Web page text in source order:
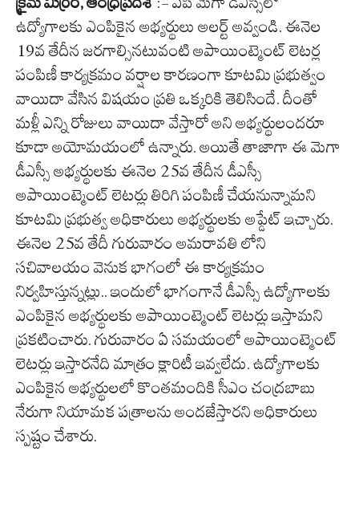
ఉద్యోగాలకు ఎంపికైన అభ్యర్థులు అలర్ట్ అవ్వండి. ఈనెల
19వ తేదీన జరగాల్సినటువంటి అపాయింట్మెంట్ లెటర్ల
పంపిణీ కార్యక్రమం వర్షాల కారణంగా కూటమి ప్రభుత్వం
వాయిదా వేసిన విషయం ప్రతి ఒక్కరికి తెలిసిందే. దీంతో
మళ్లీ ఎన్ని రోజులు వాయిదా వేస్తారో అని అభ్యర్థులందరూ
కూడా అయోమయంలో ఉన్నారు. అయితే తాజాగా ఈ మెగా
డీఎస్సీ అభ్యర్థులకు ఈనెల 25వ తేదీన డీఎస్సీ
అపాయింట్మెంట్ లెటర్లు తిరిగి పంపిణీ చేయనున్నామని
కూటమి ప్రభుత్వ అధికారులు అభ్యర్థులకు అప్డేట్ ఇచ్చారు.
ఈనెల 25వ తేదీ గురువారం అమరావతి లోని
సచివాలయం వెనుక భాగంలో ఈ కార్యక్రమం
నిర్వహిస్తున్నట్లు.. ఇందులో భాగంగానే డీఎస్సీ ఉద్యోగాలకు
ఎంపికైన అభ్యర్థులకు అపాయింట్మెంట్ లెటర్లు ఇస్తామని
ప్రకటించారు. గురువారం ఏ సమయంలో అపాయింట్మెంట్
లెటర్లు ఇస్తారనేది మాత్రం క్లారిటీ ఇవ్వలేదు. ఉద్యోగాలకు
ఎంపికైన అభ్యర్థులలో కొంతమందికి సీఎం చంద్రబాబు
నేరుగా నియామక పత్రాలను అందజేస్తారని అధికారులు
స్పష్టం చేశారు.